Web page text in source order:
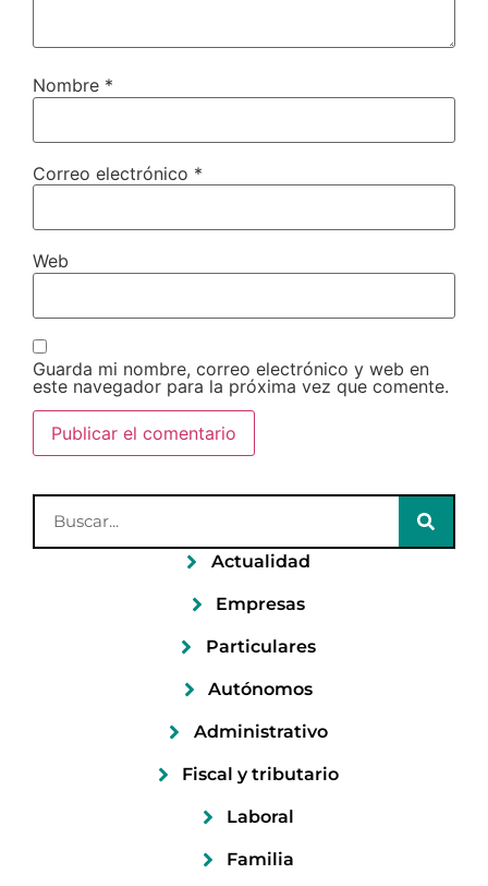
Nombre *
Correo electrónico *
Web
Guarda mi nombre, correo electrónico y web en
este navegador para la próxima vez que comente.
Actualidad
Empresas
Particulares
Autónomos
Administrativo
Fiscal y tributario
Laboral
Familia